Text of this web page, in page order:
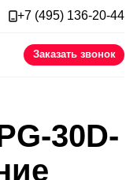
+7 (495) 136-20-44
Заказать звонок
30D-